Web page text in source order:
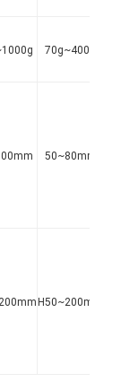
70g~400g
50~80mm
H50~200mm